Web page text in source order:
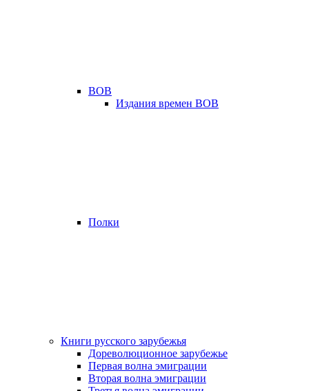
ВОВ
Издания времен ВОВ
Полки
Книги русского зарубежья
Дореволюционное зарубежье
Первая волна эмиграции
Вторая волна эмиграции